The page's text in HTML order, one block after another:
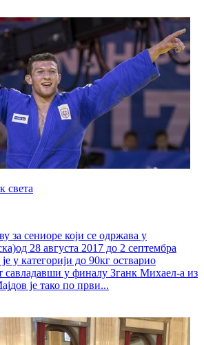
света
за сениоре који се одржава у
28 августа 2017 до 2 септембра
у категорији до 90кг остварио
савладавши у финалу Зганк Михаел-а из
је тако по први...